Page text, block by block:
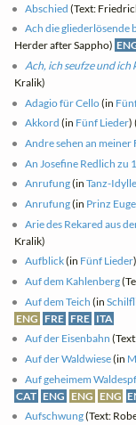
Abschied (Text:
Ach die gliederlösende
Herder after Sappho)
Ach, ich seufze und ich
Kralik)
Adagio für Cello(in
Akkord (in Fünf Lieder)
Andre sehen an meiner
An Josefine Redlich zu
Anrufung(inTanz-
Anrufung(in Prinz
Arie des Rekared aus
Kralik)
Aufblick(in Fünf Lieder
Auf dem Kahlenberg
Auf dem Teich (in
ENG FRE FRE ITA
Auf der Eisenbahn
Auf der Waldwiese(in
Auf geheimem
CAT ENG ENG ENG
Aufschwung(Text: